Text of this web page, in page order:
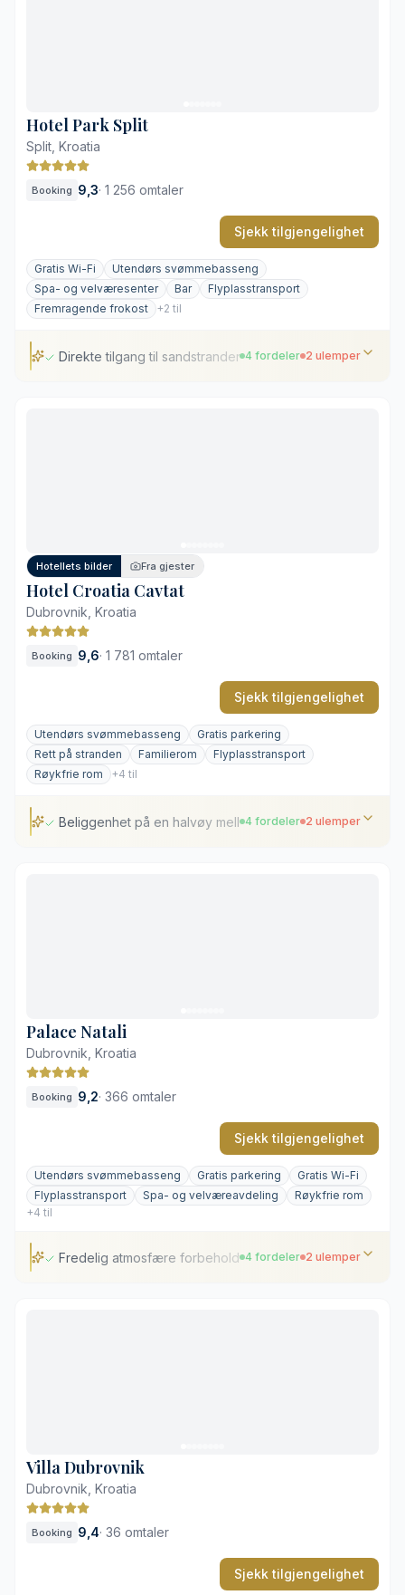
Hotel Park Split
Split, Kroatia
Booking 9,3· 1 256 omtaler
Sjekk tilgjengelighet
Gratis Wi-Fi
Utendørs svømmebasseng
Spa- og velværesenter
Bar
Flyplasstransport
Fremragende frokost
+2 til
Direkte tilgang til sandstranden Bačvice
4 fordeler 2 ulemper
Hotellets bilder Fra gjester
Hotel Croatia Cavtat
Dubrovnik, Kroatia
Booking 9,6· 1 781 omtaler
Sjekk tilgjengelighet
Utendørs svømmebasseng
Gratis parkering
Rett på stranden
Familierom
Flyplasstransport
Røykfrie rom
+4 til
Beliggenhet på en halvøy mellom havet og Cavtat
4 fordeler 2 ulemper
Palace Natali
Dubrovnik, Kroatia
Booking 9,2· 366 omtaler
Sjekk tilgjengelighet
Utendørs svømmebasseng Gratis parkering
Gratis Wi-Fi
Flyplasstransport
Spa- og velværeavdeling
Røykfrie rom
+4 til
Fredelig atmosfære forbeholdt voksne
4 fordeler 2 ulemper
Villa Dubrovnik
Dubrovnik, Kroatia
Booking 9,4· 36 omtaler
Sjekk tilgjengelighet